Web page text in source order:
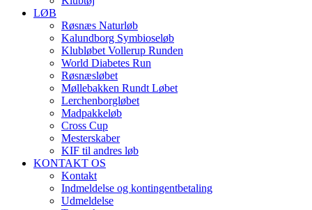
LØB
Røsnæs Naturløb
Kalundborg Symbioseløb
Klubløbet Vollerup Runden
World Diabetes Run
Røsnæsløbet
Møllebakken Rundt Løbet
Lerchenborgløbet
Madpakkeløb
Cross Cup
Mesterskaber
KIF til andres løb
KONTAKT OS
Kontakt
Indmeldelse og kontingentbetaling
Udmeldelse